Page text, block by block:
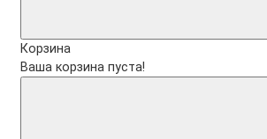
Корзина
Ваша корзина пуста!